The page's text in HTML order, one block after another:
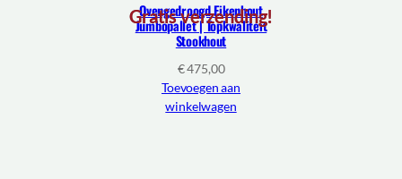
Gratis verzending!
Ovengedroogd Eikenhout
Jumbopallet | Topkwaliteit
Stookhout
€475,00
Toevoegen aan
winkelwagen